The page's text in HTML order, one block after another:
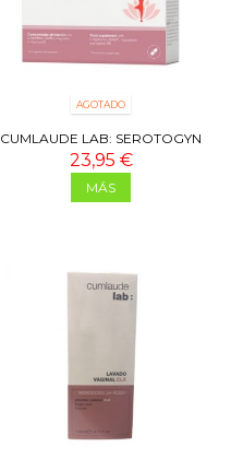
AGOTADO
CUMLAUDE LAB: SEROTOGYN
60 CAPS
23,95 €
MÁS